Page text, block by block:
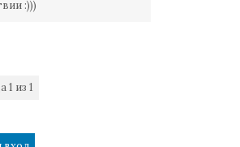
:)))
1 из 1